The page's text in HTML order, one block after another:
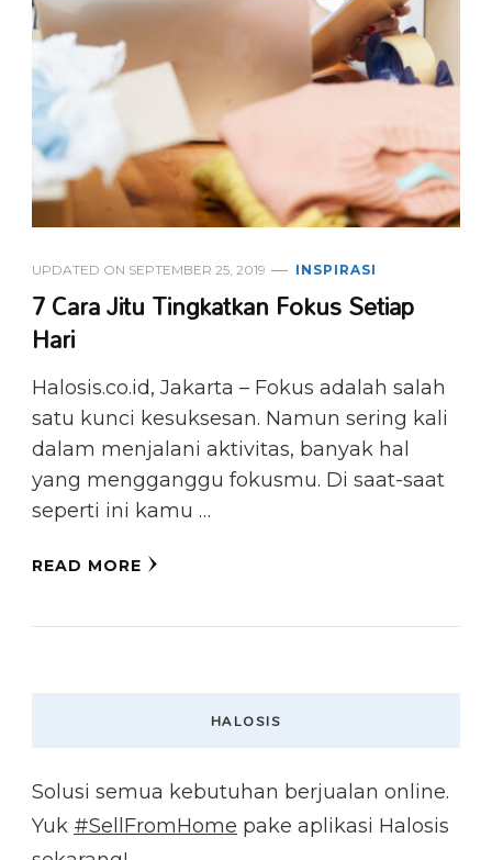
UPDATED ON SEPTEMBER 25, 2019 INSPIRASI
7 Cara Jitu Tingkatkan Fokus Setiap
Hari
Halosis.co.id, Jakarta ​– Fokus adalah salah
satu kunci kesuksesan. Namun sering kali
dalam menjalani aktivitas, banyak hal
yang mengganggu fokusmu. Di saat-saat
seperti ini kamu …
READ MORE
HALOSIS
Solusi semua kebutuhan berjualan online.
Yuk #SellFromHome pake aplikasi Halosis